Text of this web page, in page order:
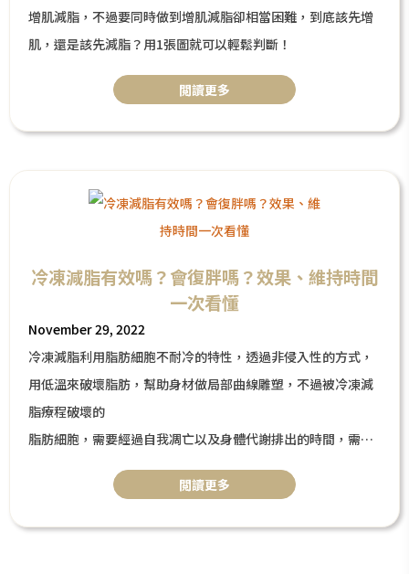
增肌減脂，不過要同時做到增肌減脂卻相當困難，到底該先增
肌，還是該先減脂？用1張圖就可以輕鬆判斷！
閲讀更多
冷凍減脂有效嗎？會復胖嗎？效果、維持時間
一次看懂
November 29, 2022
冷凍減脂利用脂肪細胞不耐冷的特性，透過非侵入性的方式，
用低溫來破壞脂肪，幫助身材做局部曲線雕塑，不過被冷凍減
脂療程破壞的
脂肪細胞，需要經過自我凋亡以及身體代謝排出的時間，需要
等3個月才會顯現冷凍減脂的治療效果。
閲讀更多